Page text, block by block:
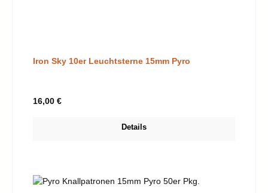
Iron Sky 10er Leuchtsterne 15mm Pyro
Regulärer Preis:
16,00 €
Details